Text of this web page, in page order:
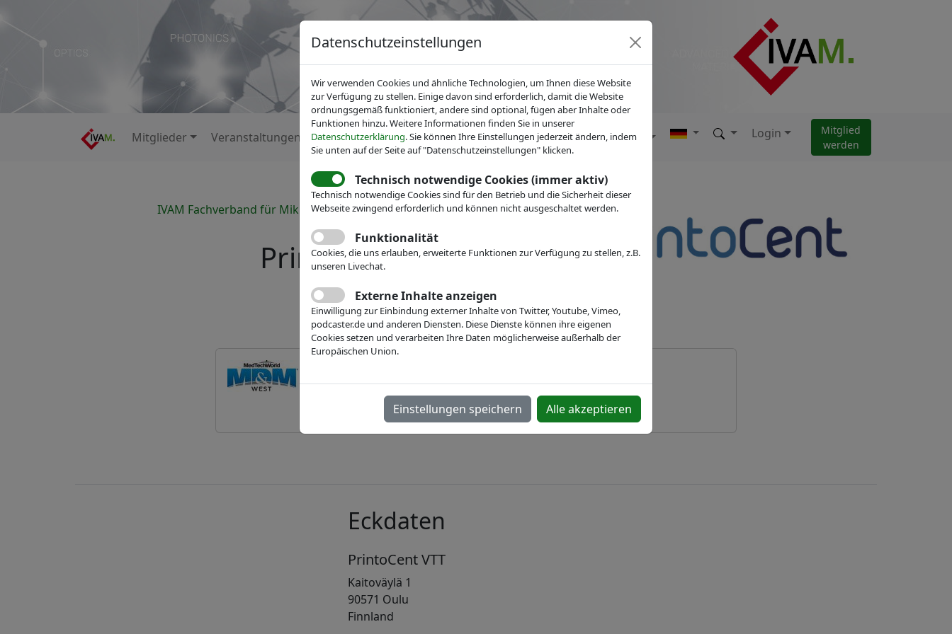
Mitglieder Veranstaltungen News Dienstleistungen Fachgruppen Über IVAM Login
Mitglied
werden
IVAM Fachverband für Mikrotechnik
Veranstaltungen
PrintoCent VTT
Webseite
Halle D, Stand 1795
Eckdaten
PrintoCent VTT
Kaitoväylä 1
90571 Oulu
Finnland
Datenschutzeinstellungen
Wir verwenden Cookies und ähnliche Technologien, um Ihnen diese Website
zur Verfügung zu stellen. Einige davon sind erforderlich, damit die Website
ordnungsgemäß funktioniert, andere sind optional, fügen aber Inhalte oder
Funktionen hinzu. Weitere Informationen finden Sie in unserer
Datenschutzerklärung. Sie können Ihre Einstellungen jederzeit ändern, indem
Sie unten auf der Seite auf "Datenschutzeinstellungen" klicken.
Technisch notwendige Cookies (immer aktiv)
Technisch notwendige Cookies sind für den Betrieb und die Sicherheit dieser
Webseite zwingend erforderlich und können nicht ausgeschaltet werden.
Funktionalität
Cookies, die uns erlauben, erweiterte Funktionen zur Verfügung zu stellen, z.B.
unseren Livechat.
Externe Inhalte anzeigen
Einwilligung zur Einbindung externer Inhalte von Twitter, Youtube, Vimeo,
podcaster.de und anderen Diensten. Diese Dienste können ihre eigenen
Cookies setzen und verarbeiten Ihre Daten möglicherweise außerhalb der
Europäischen Union.
Einstellungen speichern Alle akzeptieren